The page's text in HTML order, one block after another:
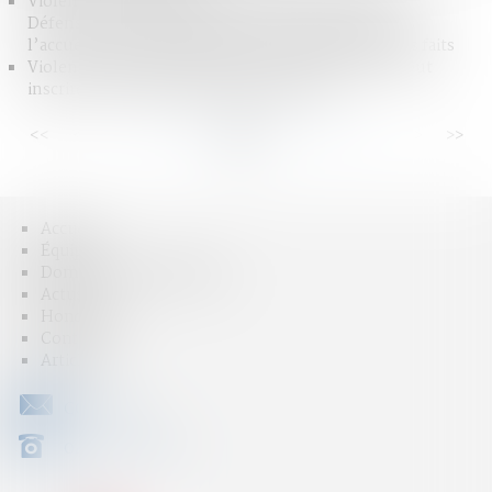
Défenseur des droits pointe des insuffisances dans
l’accueil, la prise en charge et la reconnaissance des faits
Violences sexuelles faites aux enfants : la Ciivise veut
inscrire son action dans le droit commun
<<
>>
Accueil
Articles